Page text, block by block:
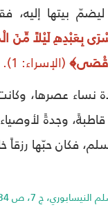
بيتها إليه،
بِعَبْدِهِ لَيْلاً مِّنَ
(الإسراء: 1).
نساء عصرها،
قاطبةً، وجدةً
فكان حبّها رزقاً